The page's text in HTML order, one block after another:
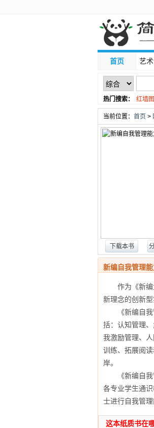
首页 艺
热门搜索： 红墙
线性代数
当前位置： 首页 >
下载本书
新编自我管理
作为《新编大
新理念的创新
《新编自我管
括：认知管理
我激励管理、
训练、拓展阅
岸。
《新编自我管
各专业学生通
士进行自我管理
这本纸质书在